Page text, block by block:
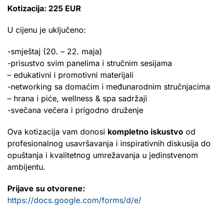
Kotizacija: 225 EUR
U cijenu je uključeno:
-smještaj (20. – 22. maja)
-prisustvo svim panelima i stručnim sesijama
– edukativni i promotivni materijali
-networking sa domaćim i međunarodnim stručnjacima
– hrana i piće, wellness & spa sadržaji
-svečana večera i prigodno druženje
Ova kotizacija vam donosi kompletno iskustvo od
profesionalnog usavršavanja i inspirativnih diskusija do
opuštanja i kvalitetnog umrežavanja u jedinstvenom
ambijentu.
Prijave su otvorene:
https://docs.google.com/forms/d/e/